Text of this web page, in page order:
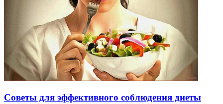
Советы для эффективного соблюдения диеты